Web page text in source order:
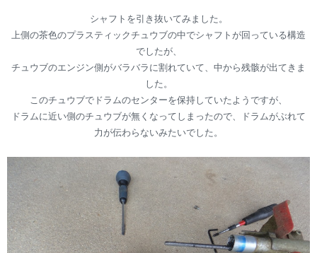
シャフトを引き抜いてみました。
上側の茶色のプラスティックチュウブの中でシャフトが回っている構造
でしたが、
チュウブのエンジン側がバラバラに割れていて、中から残骸が出てきま
した。
このチュウブでドラムのセンターを保持していたようですが、
ドラムに近い側のチュウブが無くなってしまったので、ドラムがぶれて
力が伝わらないみたいでした。